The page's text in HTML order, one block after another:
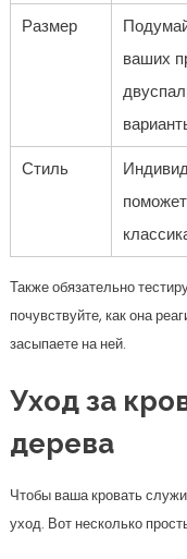
Размер
ваших
Стиль
Также обязательно
почувствуйте, как она
засыпаете на ней.
Уход за
дерева
Чтобы ваша кровать
уход. Вот несколько